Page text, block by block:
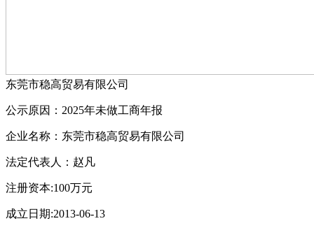
东莞市稳高贸易有限公司
公示原因：2025年未做工商年报
企业名称：东莞市稳高贸易有限公司
法定代表人：赵凡
注册资本:100万元
成立日期:2013-06-13